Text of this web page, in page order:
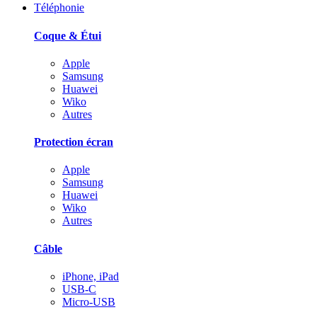
Téléphonie
Coque & Étui
Apple
Samsung
Huawei
Wiko
Autres
Protection écran
Apple
Samsung
Huawei
Wiko
Autres
Câble
iPhone, iPad
USB-C
Micro-USB